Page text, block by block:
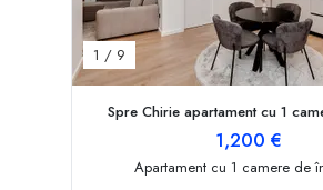
1 / 9
Spre Chirie apartament cu 1
1,200 €
Apartament cu 1 camere de